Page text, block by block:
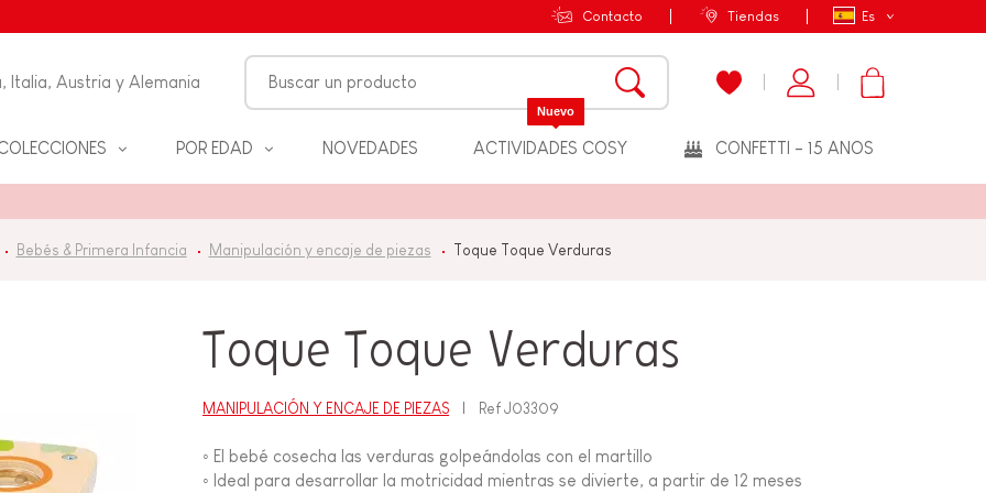
Es
Contacto Tiendas
Italia, Austria y Alemania
POR EDAD NOVEDADES ACTIVIDADES COSY
Nuevo
CONFETTI - 15 ANOS
Bebés & Primera Infancia Manipulación y encaje de piezas Toque Toque Verduras
Toque Toque Verduras
MANIPULACIÓN Y ENCAJE DE PIEZAS RefJ03309
◦ El bebé cosecha las verduras golpeándolas con el martillo
◦ Ideal para desarrollar la motricidad mientras se divierte, a partir de 12 meses